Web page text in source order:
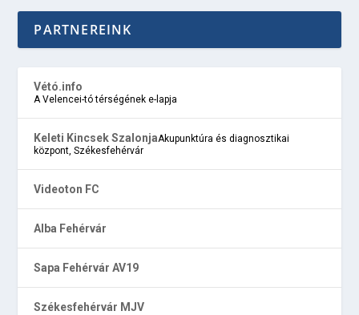
PARTNEREINK
Vétó.info
A Velencei-tó térségének e-lapja
Keleti Kincsek SzalonjaAkupunktúra és diagnosztikai
központ, Székesfehérvár
Videoton FC
Alba Fehérvár
Sapa Fehérvár AV19
Székesfehérvár MJV